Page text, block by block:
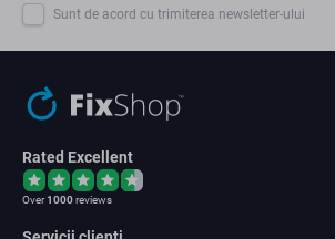
Sunt de acord cu trimiterea newsletter-ului
Rated Excellent
Over1000reviews